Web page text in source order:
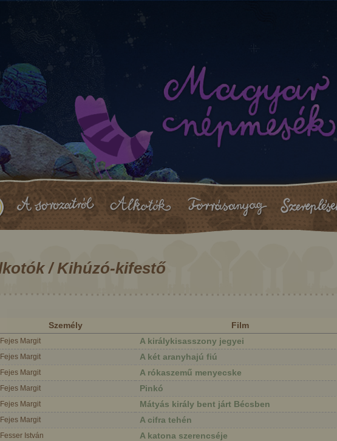
/ Kihúzó-kifestő
Személy Film
Fejes Margit A királykisasszony jegyei
Fejes Margit A két aranyhajú fiú
Fejes Margit A rókaszemű menyecske
Fejes Margit Pinkó
Fejes Margit Mátyás király bent járt Bécsben
Fejes Margit A cifra tehén
Fesser István A katona szerencséje